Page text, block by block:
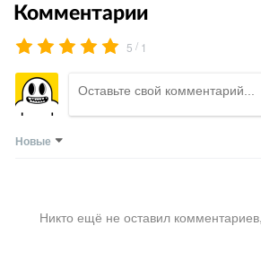
Комментарии
5 / 1
Новые
Никто ещё не оставил